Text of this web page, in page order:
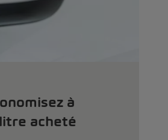
à
acheté